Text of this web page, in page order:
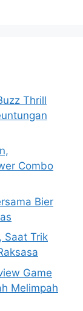
Thrill
Combo
Bier
Saat Trik
Game
Melimpah